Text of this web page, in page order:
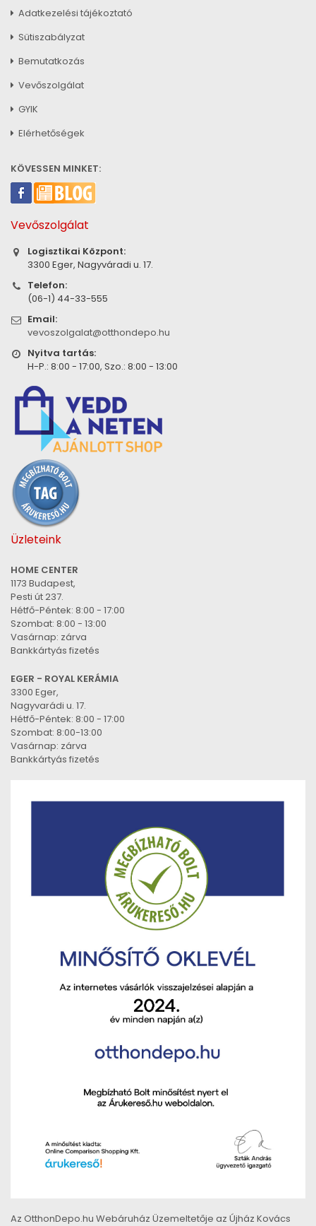
Adatkezelési tájékoztató
Sütiszabályzat
Bemutatkozás
Vevőszolgálat
GYIK
Elérhetőségek
KÖVESSEN MINKET:
Vevőszolgálat
Logisztikai Központ:
3300 Eger, Nagyváradi u. 17.
Telefon:
(06-1) 44-33-555
Email:
vevoszolgalat@otthondepo.hu
Nyitva tartás:
H-P.: 8:00 - 17:00, Szo.: 8:00 - 13:00
Üzleteink
HOME CENTER
1173 Budapest,
Pesti út 237.
Hétfő-Péntek: 8:00 - 17:00
Szombat: 8:00 - 13:00
Vasárnap: zárva
Bankkártyás fizetés
EGER - ROYAL KERÁMIA
3300 Eger,
Nagyvarádi u. 17.
Hétfő-Péntek: 8:00 - 17:00
Szombat: 8:00-13:00
Vasárnap: zárva
Bankkártyás fizetés
Az OtthonDepo.hu Webáruház Üzemeltetője az Újház Kovács